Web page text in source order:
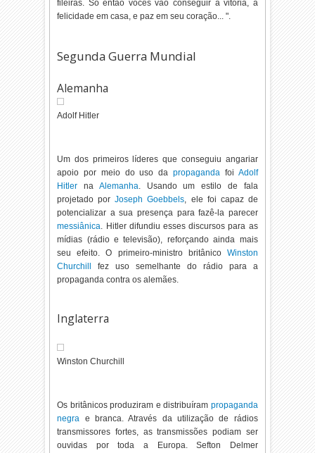
fileiras. Só então vocês vão conseguir a vitória, a
felicidade em casa, e paz em seu coração... ".
Segunda Guerra Mundial
Alemanha
Adolf Hitler
Um dos primeiros líderes que conseguiu angariar
apoio por meio do uso dapropaganda foi Adolf
Hitler na Alemanha. Usando um estilo de fala
projetado porJoseph Goebbels, ele foi capaz de
potencializar a sua presença para fazê-la parecer
messiânica. Hitler difundiu esses discursos para as
mídias (rádio e televisão), reforçando ainda mais
seu efeito. O primeiro-ministro britânico Winston
Churchill
fez uso semelhante do rádio para a
propaganda contra os alemães.
Inglaterra
Winston Churchill
Os britânicos produziram e distribuíram propaganda
negra e branca. Através da utilização de rádios
transmissores fortes, as transmissões podiam ser
ouvidas por toda a Europa. Sefton Delmer